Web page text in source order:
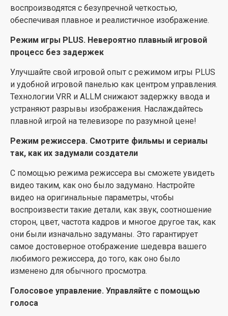
параметры и отслеживать данные игрового процесса
без каких-либо препятствий. Играйте с точностью -
Датчик освещения с ИИ. Интеллектуальная
просмотра
Независимо от времени суток, телевизор
автоматически обнаруживает и регулирует яркость
экрана в соответствии с освещением в помещении,
Идеальный баланс между энергосбережением и
качественным просмотром.
Передача на телевизор. Одно нажатие кнопки - и
вы наслаждаетесь просмотром контента на
большом экране
Переключение между устройствами - это уже в
прошлом. Функция передачи на телевизор от Hisense
передает ваш любимый контент с вашего устройства
прямо на телевизор. Вы можете без лишних забот
как выводить контент на экран, так и просто
Несколько вариантов размеров. Выбирайте
воспроизводятся с безупречной четкостью,
обеспечивая плавное и реалистичное изображение.
Режим игры PLUS. Невероятно плавный игровой
процесс без задержек
Улучшайте свой игровой опыт с режимом игры PLUS
и удобной игровой панелью как центром управления.
Технологии VRR и ALLM снижают задержку ввода и
устраняют разрывы изображения. Наслаждайтесь
плавной игрой на телевизоре по разумной цене!
Режим режиссера. Смотрите фильмы и сериалы
так, как их задумали создатели
С помощью режима режиссера вы сможете увидеть
видео таким, как оно было задумано. Настройте
видео на оригинальные параметры, чтобы
воспроизвести такие детали, как звук, соотношение
сторон, цвет, частота кадров и многое другое так, как
они были изначально задуманы. Это гарантирует
самое достоверное отображение шедевра вашего
любимого режиссера, до того, как оно было
изменено для обычного просмотра.
Голосовое управление. Управляйте с помощью
голоса